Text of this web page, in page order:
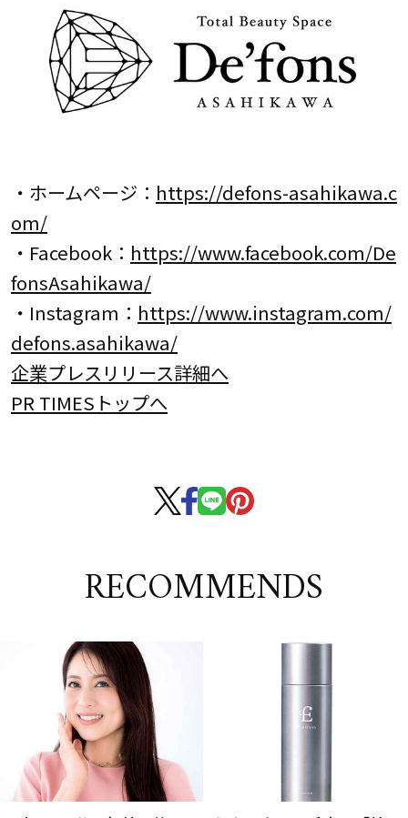
・ホームページ： https://defons-asahikawa.c
om/
・Facebook： https://www.facebook.com/De
fonsAsahikawa/
・Instagram： https://www.instagram.com/
defons.asahikawa/
企業プレスリリース詳細へ
PR TIMESトップへ
RECOMMENDS